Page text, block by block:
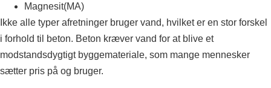
Magnesit(MA)
Ikke alle typer afretninger bruger vand, hvilket er en stor forskel
i forhold til beton. Beton kræver vand for at blive et
modstandsdygtigt byggemateriale, som mange mennesker
sætter pris på og bruger.